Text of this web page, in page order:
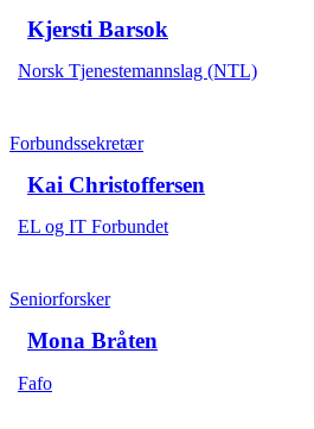
Kjersti Barsok
Norsk Tjenestemannslag (NTL)
Forbundssekretær
Kai Christoffersen
EL og IT Forbundet
Seniorforsker
Mona Bråten
Fafo